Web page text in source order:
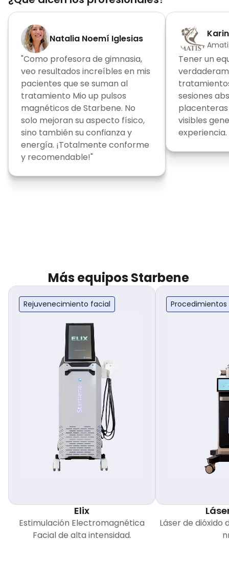
Natalia Noemí Iglesias
"Como profesora de gimnasia,
veo resultados increíbles en mis
pacientes que se suman al
tratamiento Mio up pulsos
magnéticos de Starbene. No
solo mejoran su aspecto físico,
sino también su confianza y
energía. ¡Totalmente conforme
y recomendable!"
Tener un
sesiones
visibles
experiencia.
Más equipos Starbene
Rejuvenecimiento facial
Elix
Estimulación Electromagnética
Facial de alta intensidad.
Láser de dióxido